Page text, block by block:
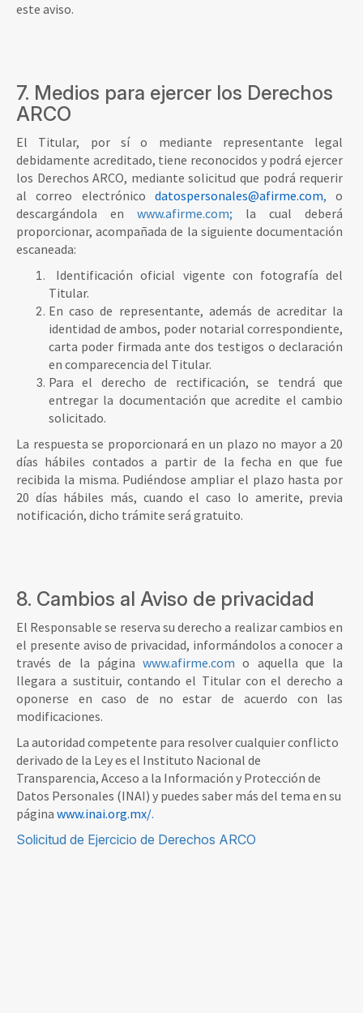
este aviso.
7. Medios para ejercer los Derechos
ARCO
El Titular, por sí o mediante representante legal
debidamente acreditado, tiene reconocidos y podrá ejercer
los Derechos ARCO, mediante solicitud que podrá requerir
al correo electrónico datospersonales@afirme.com,o
descargándola enwww.afirme.com; la cual deberá
proporcionar, acompañada de la siguiente documentación
escaneada:
Identificación oficial vigente con fotografía del
Titular.
En caso de representante, además de acreditar la
identidad de ambos, poder notarial correspondiente,
carta poder firmada ante dos testigos o declaración
en comparecencia del Titular.
Para el derecho de rectificación, se tendrá que
entregar la documentación que acredite el cambio
solicitado.
La respuesta se proporcionará en un plazo no mayor a 20
días hábiles contados a partir de la fecha en que fue
recibida la misma. Pudiéndose ampliar el plazo hasta por
20 días hábiles más, cuando el caso lo amerite, previa
notificación, dicho trámite será gratuito.
8. Cambios al Aviso de privacidad
El Responsable se reserva su derecho a realizar cambios en
el presente aviso de privacidad, informándolos a conocer a
través de la páginawww.afirme.como aquella que la
llegara a sustituir, contando el Titular con el derecho a
oponerse en caso de no estar de acuerdo con las
modificaciones.
La autoridad competente para resolver cualquier conflicto
derivado de la Ley es el Instituto Nacional de
Transparencia, Acceso a la Información y Protección de
Datos Personales (INAI) y puedes saber más del tema en su
página www.inai.org.mx/.
Solicitud de Ejercicio de Derechos ARCO